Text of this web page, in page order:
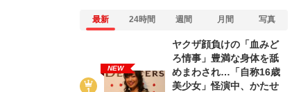
最新 24時間 週間 月間 写真
NEW
ヤクザ顔負けの「血みど
ろ情事」豊満な身体を舐
めまわされ…「自称16歳
美少女」怪演中、かたせ